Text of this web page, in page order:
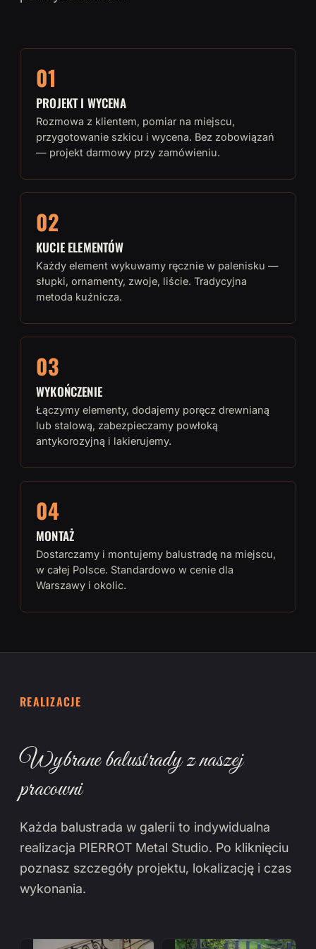
01
PROJEKT I WYCENA
Rozmowa z klientem, pomiar na miejscu,
przygotowanie szkicu i wycena. Bez zobowiązań
— projekt darmowy przy zamówieniu.
02
KUCIE ELEMENTÓW
Każdy element wykuwamy ręcznie w palenisku —
słupki, ornamenty, zwoje, liście. Tradycyjna
metoda kuźnicza.
03
WYKOŃCZENIE
Łączymy elementy, dodajemy poręcz drewnianą
lub stalową, zabezpieczamy powłoką
antykorozyjną i lakierujemy.
04
MONTAŻ
Dostarczamy i montujemy balustradę na miejscu,
w całej Polsce. Standardowo w cenie dla
Warszawy i okolic.
REALIZACJE
Wybrane balustrady z naszej
pracowni
Każda balustrada w galerii to indywidualna
realizacja PIERROT Metal Studio. Po kliknięciu
poznasz szczegóły projektu, lokalizację i czas
wykonania.